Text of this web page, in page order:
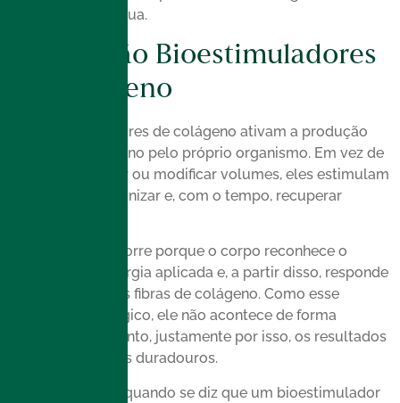
profunda e contínua.
O Que São Bioestimuladores
De Colágeno
Os bioestimuladores de colágeno ativam a produção
natural de colágeno pelo próprio organismo. Em vez de
apenas preencher ou modificar volumes, eles estimulam
a pele a se reorganizar e, com o tempo, recuperar
Esse estímulo ocorre porque o corpo reconhece o
material ou a energia aplicada e, a partir disso, responde
produzindo novas fibras de colágeno. Como esse
processo é biológico, ele não acontece de forma
imediata. No entanto, justamente por isso, os resultados
tendem a ser mais duradouros.
Por esse motivo, quando se diz que um bioestimulador